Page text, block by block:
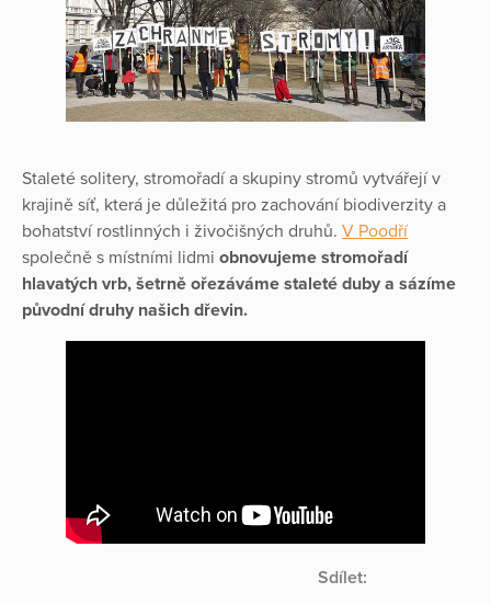
Staleté solitery, stromořadí a skupiny stromů vytvářejí v
krajině síť, která je důležitá pro zachování biodiverzity a
bohatství rostlinných i živočišných druhů. V Poodří
společně s místními lidmi obnovujeme stromořadí
hlavatých vrb, šetrně ořezáváme staleté duby a sázíme
původní druhy našich dřevin.
Sdílet: